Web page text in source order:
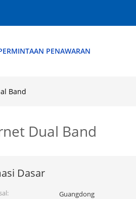
PENAWARAN
Band
Dual Band
Dasar
Guangdong